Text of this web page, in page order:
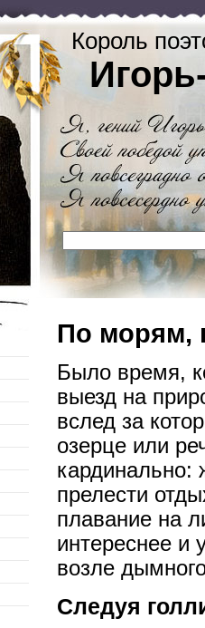
Король
По морям,
Было время,
выезд на
вслед за
озерце или
кардинально:
прелести
плавание на
интереснее и
возле
Следуя